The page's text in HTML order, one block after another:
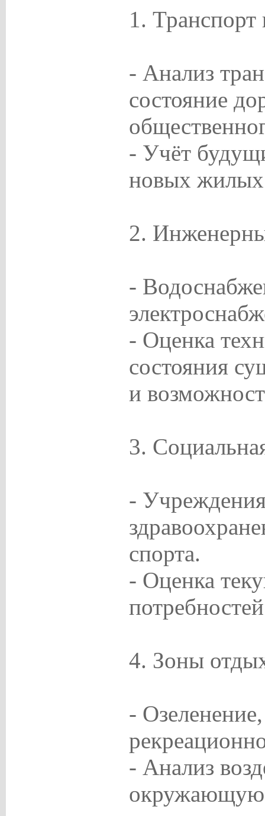
1. Транспорт
- Анализ
состояние
- Учёт
новых жилых
2.
-
- Оценка
состояния
и
3.
-
спорта.
- Оценка
4. Зоны
-
- Анализ
окружающую